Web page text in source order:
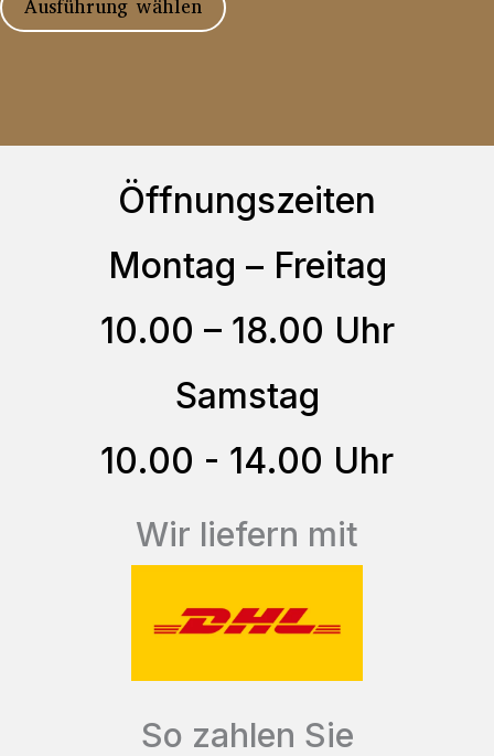
Ausführung wählen
Varianten
Die
Optionen
können
auf
Produktseite
werden
Öffnungszeiten
Montag – Freitag
10.00 – 18.00 Uhr
Samstag
10.00 - 14.00 Uhr
Wir liefern mit
So zahlen Sie